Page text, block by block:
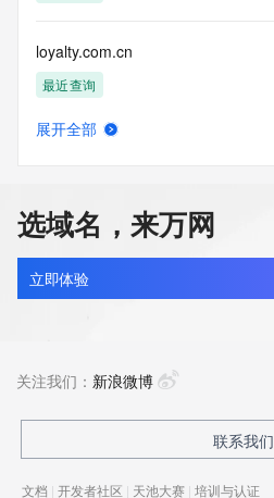
loyalty.com.cn
最近查询
loyder.shop
新注册
新注册
展开全部
选域名，来万网
立即体验
关注我们： 新浪微博
联系我们
文档 | 开发者社区 | 天池大赛 | 培训与认证